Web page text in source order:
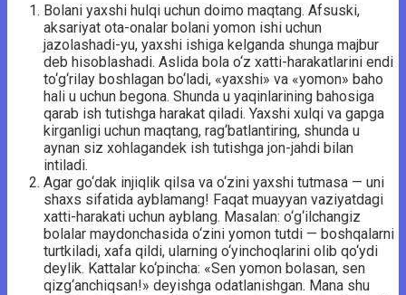
Bolani yaxshi hulqi uchun doimo maqtang. Afsuski,
aksariyat ota-onalar bolani yomon ishi uchun
jazolashadi-yu, yaxshi ishiga kelganda shunga majbur
deb hisoblashadi. Aslida bola o‘z xatti-harakatlarini endi
to‘g‘rilay boshlagan bo‘ladi, «yaxshi» va «yomon» baho
hali u uchun begona. Shunda u yaqinlarining bahosiga
qarab ish tutishga harakat qiladi. Yaxshi xulqi va gapga
kirganligi uchun maqtang, rag‘batlantiring, shunda u
aynan siz xohlagandek ish tutishga jon-jahdi bilan
intiladi.
Agar go‘dak injiqlik qilsa va o‘zini yaxshi tutmasa — uni
shaxs sifatida ayblamang! Faqat muayyan vaziyatdagi
xatti-harakati uchun ayblang. Masalan: o‘g‘ilchangiz
bolalar maydonchasida o‘zini yomon tutdi — boshqalarni
turtkiladi, xafa qildi, ularning o‘yinchoqlarini olib qo‘ydi
deylik. Kattalar ko‘pincha: «Sen yomon bolasan, sen
qizg‘anchiqsan!» deyishga odatlanishgan. Mana shu